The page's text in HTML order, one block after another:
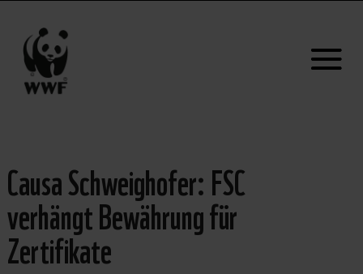
Causa Schweighofer: FSC
verhängt Bewährung für
Zertifikate